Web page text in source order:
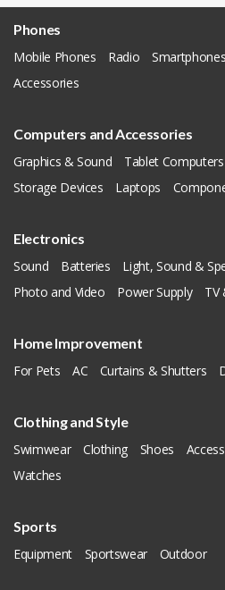
Phones
Mobile Phones
Radio Smartphones
Accessories
Computers and Accessories
Graphics & Sound
Tablet Computers
Storage Devices
Laptops
Electronics
Sound
Batteries
Light, Sound &
Photo and Video
Power Supply TV
Home Improvement
For Pets
AC Curtains & Shutters
Clothing and Style
Swimwear
Clothing Shoes
Watches
Sports
Equipment
Sportswear Outdoor